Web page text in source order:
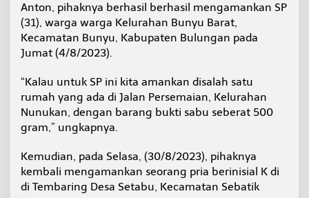
Anton, pihaknya berhasil berhasil mengamankan SP
(31), warga warga Kelurahan Bunyu Barat,
Kecamatan Bunyu, Kabupaten Bulungan pada
Jumat (4/8/2023).
“Kalau untuk SP ini kita amankan disalah satu
rumah yang ada di Jalan Persemaian, Kelurahan
Nunukan, dengan barang bukti sabu seberat 500
gram,” ungkapnya.
Kemudian, pada Selasa, (30/8/2023), pihaknya
kembali mengamankan seorang pria berinisial K di
di Tembaring Desa Setabu, Kecamatan Sebatik